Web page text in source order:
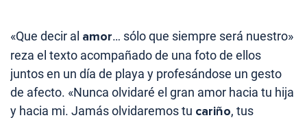
«Que decir al amor… sólo que siempre será nuestro»
reza el texto acompañado de una foto de ellos
juntos en un día de playa y profesándose un gesto
de afecto. «Nunca olvidaré el gran amor hacia tu hija
y hacia mi. Jamás olvidaremos tu cariño, tus